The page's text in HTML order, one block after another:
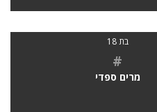
בת 18
#
מרים ספדי